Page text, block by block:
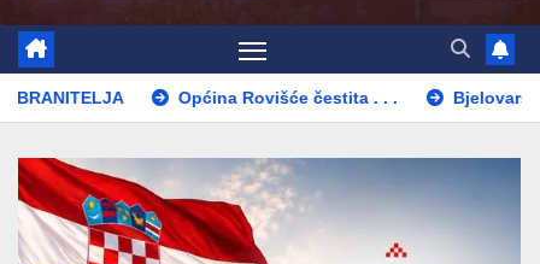
Općina Rovišće čestita . . . Bjelovarski sajam čestita